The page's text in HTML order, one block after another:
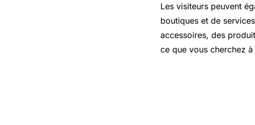
Les visiteurs peuvent
boutiques et de
accessoires, des
ce que vous cherchez à